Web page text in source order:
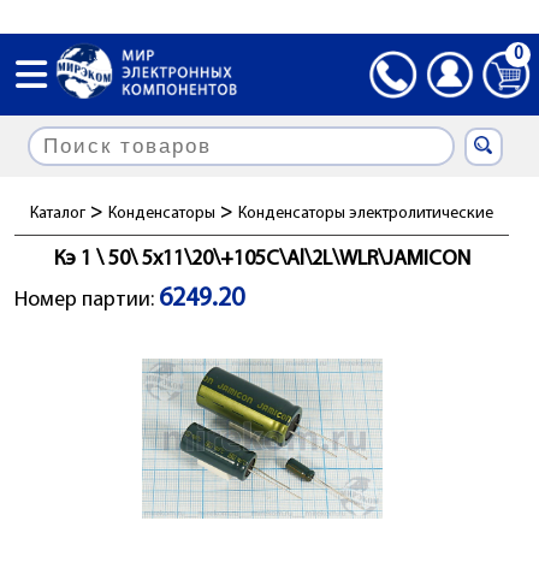
0
Каталог > Конденсаторы > Конденсаторы электролитические
Кэ 1 \ 50\ 5x11\20\+105C\Al\2L\WLR\JAMICON
Номер партии: 6249.20